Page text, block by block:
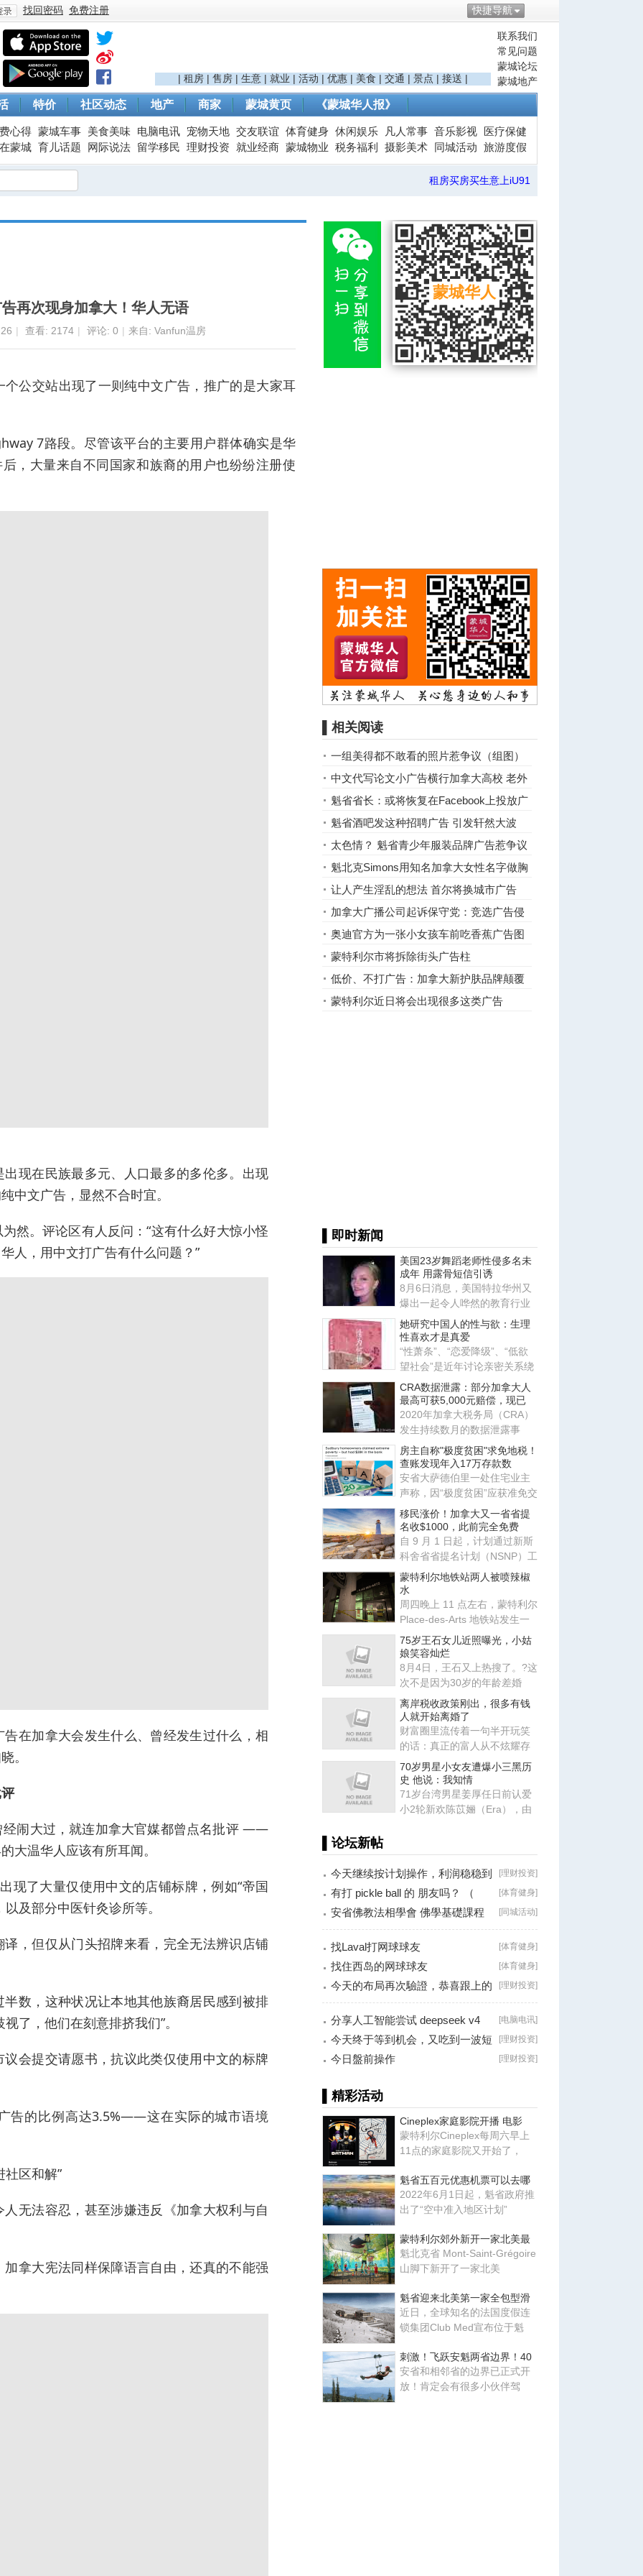
快捷导航
登
找回密码 免费注册
联系我们
常见问题
蒙城论坛
蒙城地产
| 租房 | 售房 | 生意 | 就业 | 活动 | 优惠 | 美食 | 交通 | 景点 | 接送 |
特价 社区动态 地产 商家 蒙城黄页 《蒙城华人报》
心得 蒙城车事 美食美味 电脑电讯 宠物天地 交友联谊 体育健身 休闲娱乐 凡人常事 音乐影视
医疗保健
蒙城 育儿话题 网际说法 留学移民 理财投资 就业经商 蒙城物业 税务福利 摄影美术 同城活动 旅游度假
租房买房买生意上iU91
再次现身加拿大！华人无语
| 查看: 2174 | 评论: 0 | 来自: Vanfun温房
公交站出现了一则纯中文广告，推广的是大家耳
7路段。尽管该平台的主要用户群体确实是华
，大量来自不同国家和族裔的用户也纷纷注册使
现在民族最多元、人口最多的多伦多。出现
中文广告，显然不合时宜。
然。评论区有人反问：“这有什么好大惊小怪
人，用中文打广告有什么问题？”
在加拿大会发生什么、曾经发生过什么，相
。
经闹大过，就连加拿大官媒都曾点名批评 ——
大温华人应该有所耳闻。
现了大量仅使用中文的店铺标牌，例如“帝国
及部分中医针灸诊所等。
，但仅从门头招牌来看，完全无法辨识店铺
数，这种状况让本地其他族裔居民感到被排
了，他们在刻意排挤我们”。
会提交请愿书，抗议此类仅使用中文的标牌
告的比例高达3.5%——这在实际的城市语境
区和解”
无法容忍，甚至涉嫌违反《加拿大权利与自
拿大宪法同样保障语言自由，还真的不能强
▌相关阅读
一组美得都不敢看的照片惹争议（组图）
中文代写论文小广告横行加拿大高校 老外
傻眼了
魁省省长：或将恢复在Facebook上投放广
告
魁省酒吧发这种招聘广告 引发轩然大波
太色情？ 魁省青少年服装品牌广告惹争议
魁北克Simons用知名加拿大女性名字做胸
罩广告被批
让人产生淫乱的想法 首尔将换城市广告
加拿大广播公司起诉保守党：竞选广告侵
犯版权
奥迪官方为一张小女孩车前吃香蕉广告图
道歉
蒙特利尔市将拆除街头广告柱
低价、不打广告：加拿大新护肤品牌颠覆
行业
蒙特利尔近日将会出现很多这类广告
▌即时新闻
美国23岁舞蹈老师性侵多名未
成年 用露骨短信引诱
8月6日消息，美国特拉华州又
爆出一起令人哗然的教育行业
恶性案件，当地一名 23 岁的舞
她研究中国人的性与欲：生理
性喜欢才是真爱
“性萧条”、“恋爱降级”、“低欲
望社会”是近年讨论亲密关系绕
不开的词汇。暗含其中
CRA数据泄露：部分加拿大人
最高可获5,000元赔偿，现已
2020年加拿大税务局（CRA）
发生持续数月的数据泄露事
件，导致数千名加拿大人的私
人信
房主自称"极度贫困"求免地税！
查账发现年入17万存款数
安省大萨德伯里一处住宅业主
声称，因“极度贫困”应获准免交
地税。安省评估复核委员会
移民涨价！加拿大又一省省提
名收$1000，此前完全免费
自 9 月 1 日起，计划通过新斯
科舍省省提名计划（NSNP）工
作类别申请移民的外国人需缴
蒙特利尔地铁站两人被喷辣椒
水
周四晚上 11 点左右，蒙特利尔
Place-des-Arts 地铁站发生一
起肢体冲突，事件升级导致
75岁王石女儿近照曝光，小姑
娘笑容灿烂
8月4日，王石又上热搜了。?这
次不是因为30岁的年龄差婚
姻，也不是因为田朴珺又说了
什
离岸税收政策刚出，很多有钱
人就开始离婚了
财富圈里流传着一句半开玩笑
的话：真正的富人从不炫耀存
款，他们炫耀的是律师、会计
师
70岁男星小女友遭爆小三黑历
史 他说：我知情
71岁台湾男星姜厚任日前认爱
小2轮新欢陈苡㛤（Era），由
▌论坛新帖
[理财投资]
今天继续按计划操作，利润稳稳到
手！
[体育健身]
有打 pickle ball 的 朋友吗？ （
Brossard
[同城活动]
安省佛教法相學會 佛學基礎課程
（第二十八
[体育健身]
找Laval打网球球友
[体育健身]
找住西岛的网球球友
[理财投资]
今天的布局再次驗證，恭喜跟上的
朋友！
[电脑电讯]
分享人工智能尝试 deepseek v4
falsh, 据说
[理财投资]
今天终于等到机会，又吃到一波短
线利润！
[理财投资]
今日盤前操作
▌精彩活动
Cineplex家庭影院开播 电影
蒙特利尔Cineplex每周六早上
11点的家庭影院又开始了，
魁省五百元优惠机票可以去哪
2022年6月1日起，魁省政府推
出了“空中准入地区计划”
蒙特利尔郊外新开一家北美最
魁北克省 Mont-Saint-Grégoire
山脚下新开了一家北美
魁省迎来北美第一家全包型滑
近日，全球知名的法国度假连
锁集团Club Med宣布位于魁
刺激！飞跃安魁两省边界！40
安省和相邻省的边界已正式开
放！肯定会有很多小伙伴驾